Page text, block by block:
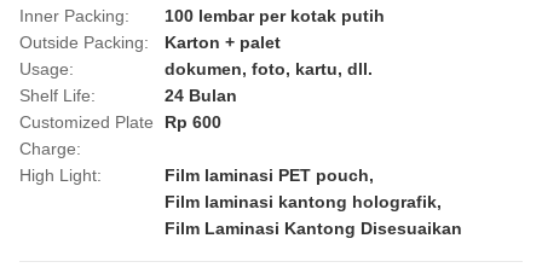
Inner Packing:
100 lembar per kotak putih
Outside Packing:
Karton + palet
Usage:
dokumen, foto, kartu, dll.
Shelf Life:
24 Bulan
Customized Plate
Charge:
Rp 600
High Light: Film laminasi PET pouch,
Film laminasi kantong holografik,
Film Laminasi Kantong Disesuaikan